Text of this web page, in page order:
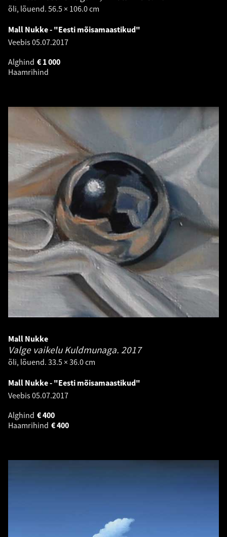
õli, lõuend. 56.5 × 106.0 cm
Mall Nukke - "Eesti mõisamaastikud"
Veebis05.07.2017
Alghind
1 000
€
Haamrihind
Mall Nukke
Valge vaikelu Kuldmunaga. 2017
õli, lõuend. 33.5 × 36.0 cm
Mall Nukke - "Eesti mõisamaastikud"
Veebis05.07.2017
Alghind
400
€
Haamrihind
400
€